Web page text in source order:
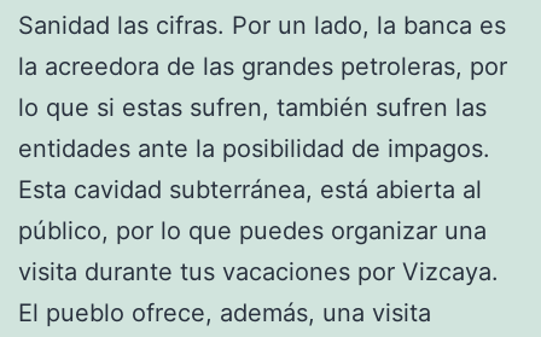
Sanidad las cifras. Por un lado, la banca es
la acreedora de las grandes petroleras, por
lo que si estas sufren, también sufren las
entidades ante la posibilidad de impagos.
Esta cavidad subterránea, está abierta al
público, por lo que puedes organizar una
visita durante tus vacaciones por Vizcaya.
El pueblo ofrece, además, una visita